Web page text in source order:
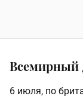
Всемирный
6 июля, по